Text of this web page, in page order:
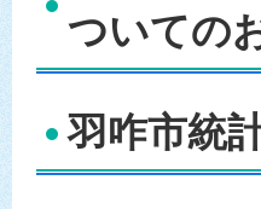
ついての
羽咋市統